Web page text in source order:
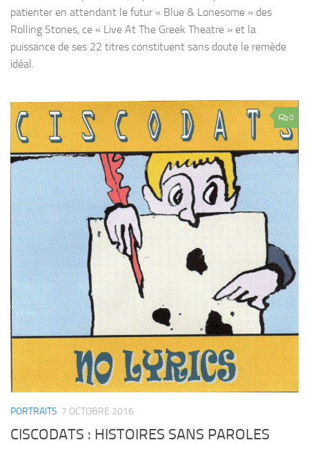
patienter en attendant le futur « Blue & Lonesome » des
Rolling Stones, ce « Live At The Greek Theatre » et la
puissance de ses 22 titres constituent sans doute le remède
idéal.
0
PORTRAITS 7 OCTOBRE 2016
CISCODATS : HISTOIRES SANS PAROLES